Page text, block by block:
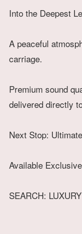
Into the Deepest
A peaceful
carriage.
Premium sound
delivered directly
Next Stop:
Available
SEARCH: